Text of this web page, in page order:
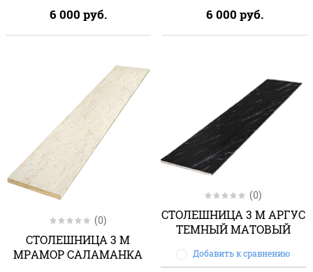
6 000 руб. 6 000 руб.
(0)
СТОЛЕШНИЦА 3 М
МРАМОР САЛАМАНКА
(0)
СТОЛЕШНИЦА 3 М АРГУС
ТЕМНЫЙ МАТОВЫЙ
Добавить к сравнению